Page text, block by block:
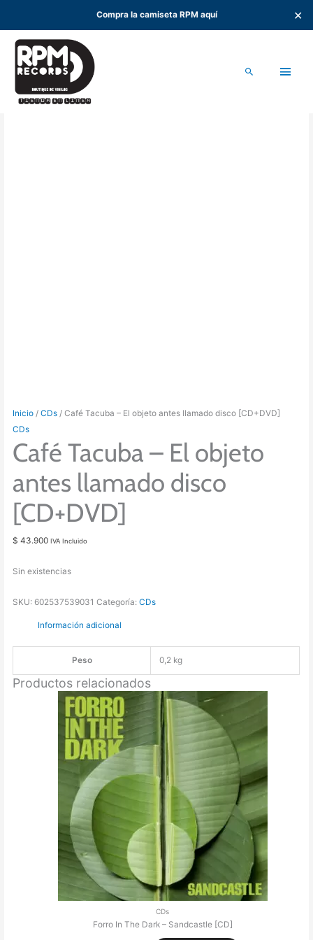
Compra la camiseta RPM aquí ✕
contenido
Buscar
Inicio /CDs / Café Tacuba – El objeto antes llamado disco [CD+DVD]
CDs
Café Tacuba – El objeto
antes llamado disco
[CD+DVD]
$ 43.900 IVA Incluido
Sin existencias
SKU:602537539031 Categoría:CDs
Información adicional
Peso 0,2 kg
Productos relacionados
CDs
Forro In The Dark – Sandcastle [CD]